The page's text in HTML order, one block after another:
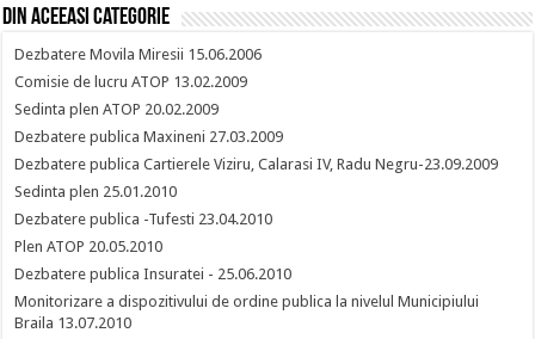
Din aceeasi categorie
Dezbatere Movila Miresii 15.06.2006
Comisie de lucru ATOP 13.02.2009
Sedinta plen ATOP 20.02.2009
Dezbatere publica Maxineni 27.03.2009
Dezbatere publica Cartierele Viziru, Calarasi IV, Radu Negru-23.09.2009
Sedinta plen 25.01.2010
Dezbatere publica -Tufesti 23.04.2010
Plen ATOP 20.05.2010
Dezbatere publica Insuratei - 25.06.2010
Monitorizare a dispozitivului de ordine publica la nivelul Municipiului
Braila 13.07.2010